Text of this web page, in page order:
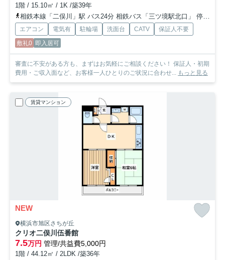
1階 / 15.10㎡ / 1K /築39年
相鉄本線「二俣川」駅 バス24分 相鉄バス「三ツ境駅北口」 停歩11分
エアコン 電気有 駐輪場 洗面台 CATV
保証人不要
敷礼0 即入居可
審査に不安がある方も、まずはお気軽にご相談ください！ 保証人・初期
費用・ご収入面など、お客様一人ひとりのご状況に合わせ...
もっと見る
賃貸マンション
NEW
横浜市旭区さちが丘
クリオ二俣川伍番館
7.5万円 管理/共益費5,000円
1階 / 44.12㎡ / 2LDK /築36年